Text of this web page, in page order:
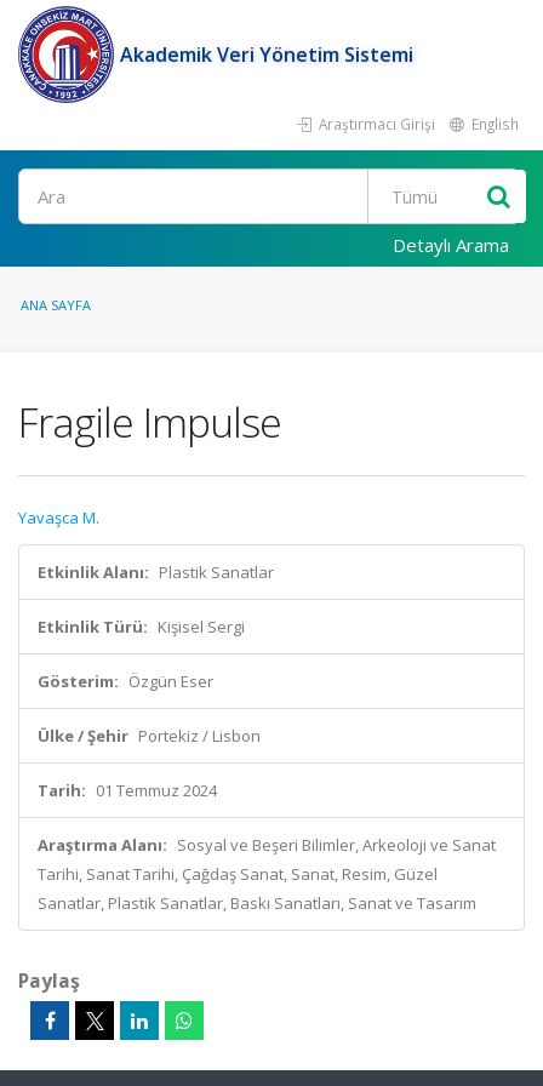
Akademik Veri Yönetim Sistemi
Araştırmacı Girişi English
Ara
Detaylı Arama
ANA SAYFA
Fragile Impulse
Yavaşca M.
Etkinlik Alanı: Plastik Sanatlar
Etkinlik Türü: Kişisel Sergi
Gösterim: Özgün Eser
Ülke / Şehir Portekiz / Lisbon
Tarih: 01 Temmuz 2024
Araştırma Alanı: Sosyal ve Beşeri Bilimler, Arkeoloji ve Sanat
Tarihi, Sanat Tarihi, Çağdaş Sanat, Sanat, Resim, Güzel
Sanatlar, Plastik Sanatlar, Baskı Sanatları, Sanat ve Tasarım
Paylaş